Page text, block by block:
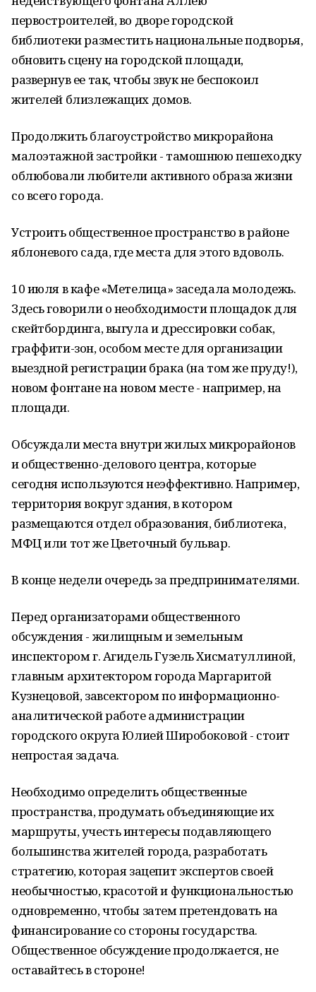
первостроителей, во дворе городской
библиотеки разместить национальные подворья,
обновить сцену на городской площади,
развернув ее так, чтобы звук не беспокоил
жителей близлежащих домов.
Продолжить благоустройство микрорайона
малоэтажной застройки - тамошнюю пешеходку
облюбовали любители активного образа жизни
со всего города.
Устроить общественное пространство в районе
яблоневого сада, где места для этого вдоволь.
10 июля в кафе «Метелица» заседала молодежь.
Здесь говорили о необходимости площадок для
скейтбординга, выгула и дрессировки собак,
граффити-зон, особом месте для организации
выездной регистрации брака (на том же пруду!),
новом фонтане на новом месте - например, на
площади.
Обсуждали места внутри жилых микрорайонов
и общественно-делового центра, которые
сегодня используются неэффективно. Например,
территория вокруг здания, в котором
размещаются отдел образования, библиотека,
МФЦ или тот же Цветочный бульвар.
В конце недели очередь за предпринимателями.
Перед организаторами общественного
обсуждения - жилищным и земельным
инспектором г. Агидель Гузель Хисматуллиной,
главным архитектором города Маргаритой
Кузнецовой, завсектором по информационно-
аналитической работе администрации
городского округа Юлией Широбоковой - стоит
непростая задача.
Необходимо определить общественные
пространства, продумать объединяющие их
маршруты, учесть интересы подавляющего
большинства жителей города, разработать
стратегию, которая зацепит экспертов своей
необычностью, красотой и функциональностью
одновременно, чтобы затем претендовать на
финансирование со стороны государства.
Общественное обсуждение продолжается, не
оставайтесь в стороне!